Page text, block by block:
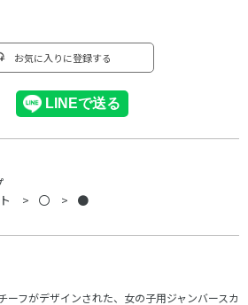
お気に入りに登録する
〇 ●
ーフがデザインされた、女の子用ジャンバースカ